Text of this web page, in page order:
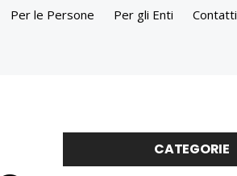
Per le Persone Per gli Enti Contatti
CATEGORIE